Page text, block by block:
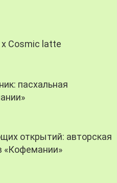
Cosmic latte
пасхальная
открытий: авторская
«Кофемании»